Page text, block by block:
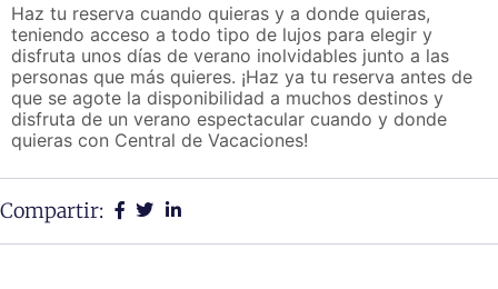
Haz tu reserva cuando quieras y a donde quieras,
teniendo acceso a todo tipo de lujos para elegir y
disfruta unos días de verano inolvidables junto a las
personas que más quieres. ¡Haz ya tu reserva antes de
que se agote la disponibilidad a muchos destinos y
disfruta de un verano espectacular cuando y donde
quieras con Central de Vacaciones!
Compartir: